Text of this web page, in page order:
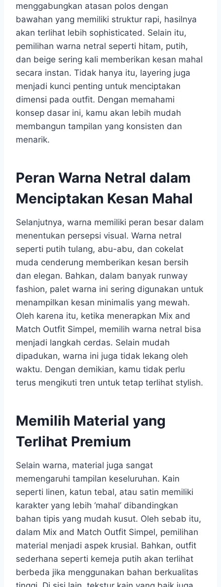
menggabungkan atasan polos dengan
bawahan yang memiliki struktur rapi, hasilnya
akan terlihat lebih sophisticated. Selain itu,
pemilihan warna netral seperti hitam, putih,
dan beige sering kali memberikan kesan mahal
secara instan. Tidak hanya itu, layering juga
menjadi kunci penting untuk menciptakan
dimensi pada outfit. Dengan memahami
konsep dasar ini, kamu akan lebih mudah
membangun tampilan yang konsisten dan
menarik.
Peran Warna Netral dalam
Menciptakan Kesan Mahal
Selanjutnya, warna memiliki peran besar dalam
menentukan persepsi visual. Warna netral
seperti putih tulang, abu-abu, dan cokelat
muda cenderung memberikan kesan bersih
dan elegan. Bahkan, dalam banyak runway
fashion, palet warna ini sering digunakan untuk
menampilkan kesan minimalis yang mewah.
Oleh karena itu, ketika menerapkan Mix and
Match Outfit Simpel, memilih warna netral bisa
menjadi langkah cerdas. Selain mudah
dipadukan, warna ini juga tidak lekang oleh
waktu. Dengan demikian, kamu tidak perlu
terus mengikuti tren untuk tetap terlihat stylish.
Memilih Material yang
Terlihat Premium
Selain warna, material juga sangat
memengaruhi tampilan keseluruhan. Kain
seperti linen, katun tebal, atau satin memiliki
karakter yang lebih ‘mahal’ dibandingkan
bahan tipis yang mudah kusut. Oleh sebab itu,
dalam Mix and Match Outfit Simpel, pemilihan
material menjadi aspek krusial. Bahkan, outfit
sederhana seperti kemeja putih akan terlihat
berbeda jika menggunakan bahan berkualitas